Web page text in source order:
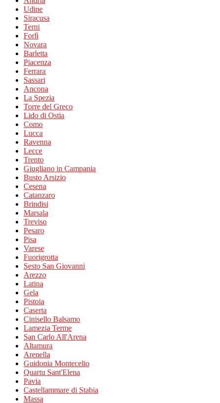
Udine
Siracusa
Terni
Forlì
Novara
Barletta
Piacenza
Ferrara
Sassari
Ancona
La Spezia
Torre del Greco
Lido di Ostia
Como
Lucca
Ravenna
Lecce
Trento
Giugliano in Campania
Busto Arsizio
Cesena
Catanzaro
Brindisi
Marsala
Treviso
Pesaro
Pisa
Varese
Fuorigrotta
Sesto San Giovanni
Arezzo
Latina
Gela
Pistoia
Caserta
Cinisello Balsamo
Lamezia Terme
San Carlo All'Arena
Altamura
Arenella
Guidonia Montecelio
Quartu Sant'Elena
Pavia
Castellammare di Stabia
Massa